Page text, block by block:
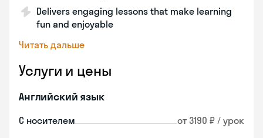
Delivers engaging lessons that make learning
fun and enjoyable
Читать дальше
Услуги и цены
Английский язык
С носителем от 3190 ₽ / урок